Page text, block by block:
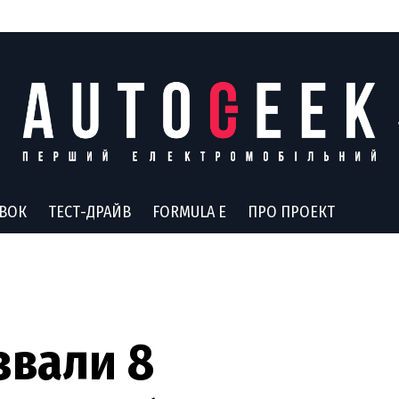
ТЕСТ-ДРАЙВ FORMULA E ПРО ПРОЕКТ
8